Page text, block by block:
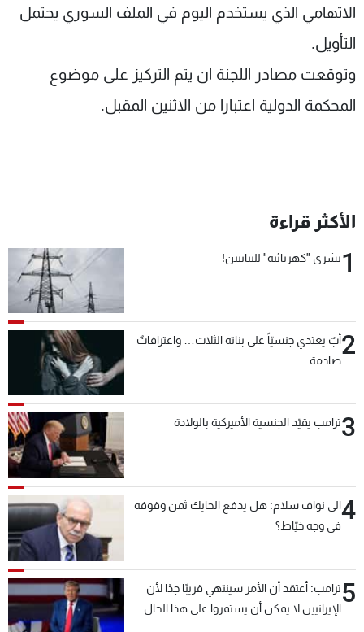
الاتهامي الذي يستخدم اليوم في الملف السوري يحتمل
التأويل.
وتوقعت مصادر اللجنة ان يتم التركيز على موضوع
المحكمة الدولية اعتبارا من الاثنين المقبل.
الأكثر قراءة
1بشرى "كهربائية" للبنانيين!
2أبٌ يعتدي جنسيّاً على بناته الثلاث… واعترافاتٌ
صادمة
3ترامب يقيّد الجنسية الأميركية بالولادة
4الى نواف سلام: هل يدفع الحايك ثمن وقوفه
في وجه خيّاط؟
5ترامب: أعتقد أن الأمر سينتهي قريبًا جدًا لأن
الإيرانيين لا يمكن أن يستمروا على هذا الحال